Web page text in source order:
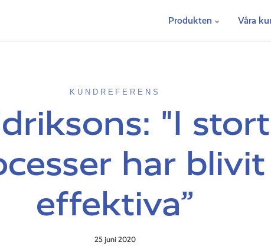
Produkten Våra
KUNDREFERENS
"I
har
effektiva”
25 juni 2020